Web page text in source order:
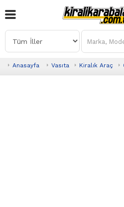
Anasayfa Vasıta Kiralık Araç